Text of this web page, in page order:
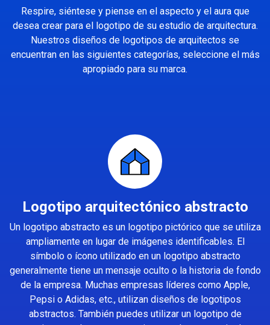
Respire, siéntese y piense en el aspecto y el aura que
desea crear para el logotipo de su estudio de arquitectura.
Nuestros diseños de logotipos de arquitectos se
encuentran en las siguientes categorías, seleccione el más
apropiado para su marca.
Logotipo arquitectónico abstracto
Un logotipo abstracto es un logotipo pictórico que se utiliza
ampliamente en lugar de imágenes identificables. El
símbolo o ícono utilizado en un logotipo abstracto
generalmente tiene un mensaje oculto o la historia de fondo
de la empresa. Muchas empresas líderes como Apple,
Pepsi o Adidas, etc., utilizan diseños de logotipos
abstractos. También puedes utilizar un logotipo de